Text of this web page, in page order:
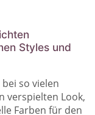
Styles und
so vielen
verspielten Look,
Farben für den